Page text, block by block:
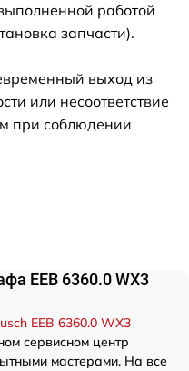
работой
запчасти).
выход из
или несоответствие
при соблюдении
EEB 6360.0 WX3
EEB 6360.0 WX3
сервисном центр
мастерами. На все